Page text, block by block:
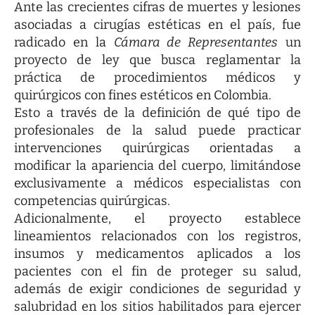
Ante las crecientes cifras de muertes y lesiones
asociadas a cirugías estéticas en el país, fue
radicado en la Cámara de Representantes un
proyecto de ley que busca reglamentar la
práctica de procedimientos médicos y
quirúrgicos con fines estéticos en Colombia.
Esto a través de la definición de qué tipo de
profesionales de la salud puede practicar
intervenciones quirúrgicas orientadas a
modificar la apariencia del cuerpo, limitándose
exclusivamente a médicos especialistas con
competencias quirúrgicas.
Adicionalmente, el proyecto establece
lineamientos relacionados con los registros,
insumos y medicamentos aplicados a los
pacientes con el fin de proteger su salud,
además de exigir condiciones de seguridad y
salubridad en los sitios habilitados para ejercer